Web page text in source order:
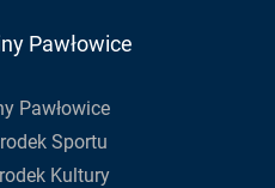
Pawłowice
Pawłowice
Sportu
Kultury